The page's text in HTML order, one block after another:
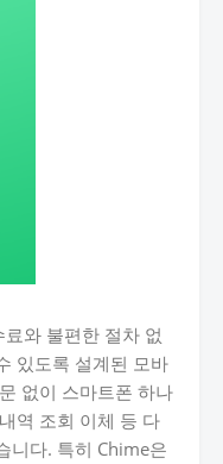
와 불편한 절차 없
있도록 설계된 모바
없이 스마트폰 하나
역 조회 이체 등 다
니다. 특히 Chime은